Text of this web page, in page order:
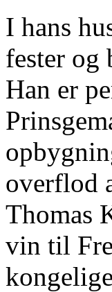
I hans
fester og
Han er
overflod
Thomas
vin til